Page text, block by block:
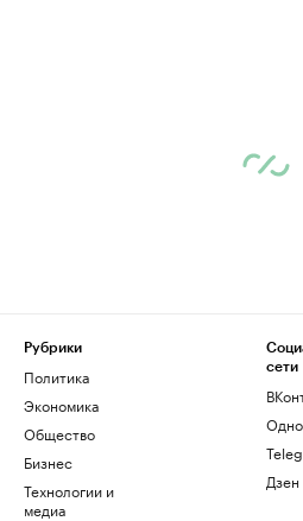
Рубрики
Политика
Экономика
Общество
Бизнес
Технологии и
медиа
сети
Дзен